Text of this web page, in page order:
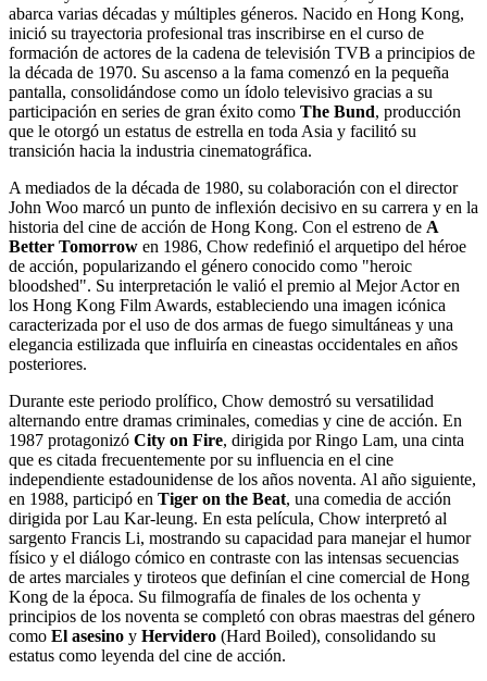
abarca varias décadas y múltiples géneros. Nacido en Hong Kong,
inició su trayectoria profesional tras inscribirse en el curso de
formación de actores de la cadena de televisión TVB a principios de
la década de 1970. Su ascenso a la fama comenzó en la pequeña
pantalla, consolidándose como un ídolo televisivo gracias a su
participación en series de gran éxito como The Bund, producción
que le otorgó un estatus de estrella en toda Asia y facilitó su
transición hacia la industria cinematográfica.
A mediados de la década de 1980, su colaboración con el director
John Woo marcó un punto de inflexión decisivo en su carrera y en la
historia del cine de acción de Hong Kong. Con el estreno de A
Better Tomorrow en 1986, Chow redefinió el arquetipo del héroe
de acción, popularizando el género conocido como "heroic
bloodshed". Su interpretación le valió el premio al Mejor Actor en
los Hong Kong Film Awards, estableciendo una imagen icónica
caracterizada por el uso de dos armas de fuego simultáneas y una
elegancia estilizada que influiría en cineastas occidentales en años
posteriores.
Durante este periodo prolífico, Chow demostró su versatilidad
alternando entre dramas criminales, comedias y cine de acción. En
1987 protagonizó City on Fire, dirigida por Ringo Lam, una cinta
que es citada frecuentemente por su influencia en el cine
independiente estadounidense de los años noventa. Al año siguiente,
en 1988, participó en Tiger on the Beat, una comedia de acción
dirigida por Lau Kar-leung. En esta película, Chow interpretó al
sargento Francis Li, mostrando su capacidad para manejar el humor
físico y el diálogo cómico en contraste con las intensas secuencias
de artes marciales y tiroteos que definían el cine comercial de Hong
Kong de la época. Su filmografía de finales de los ochenta y
principios de los noventa se completó con obras maestras del género
como El asesino y Hervidero (Hard Boiled), consolidando su
estatus como leyenda del cine de acción.